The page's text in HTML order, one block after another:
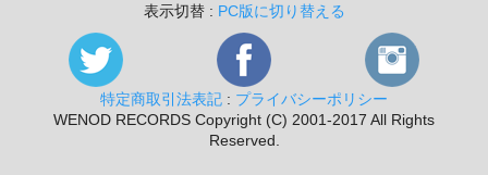
表示切替 : PC版に切り替える
特定商取引法表記 : プライバシーポリシー
WENOD RECORDS Copyright (C) 2001-2017 All Rights
Reserved.